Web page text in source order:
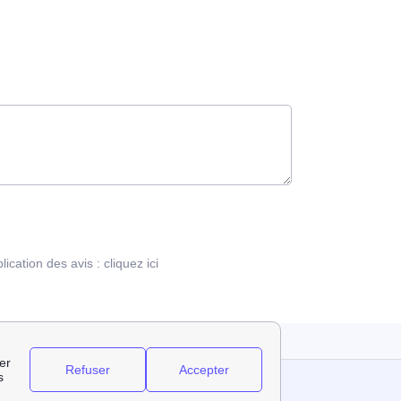
des avis : cliquez ici